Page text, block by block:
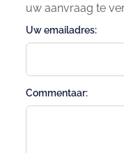
uw aanvraag te
Uw emailadres:
Commentaar: